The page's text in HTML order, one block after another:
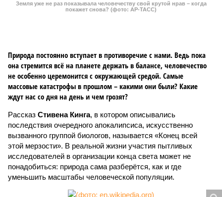
Земля уже не раз показывала человечеству свой крутой нрав – когда
покажет снова? (фото: АР-ТАСС)
Природа постоянно вступает в противоречие с нами. Ведь пока
она стремится всё на планете держать в балансе, человечество
не особенно церемонится с окружающей средой. Самые
массовые катастрофы в прошлом – какими они были? Какие
ждут нас со дня на день и чем грозят?
Рассказ Стивена Кинга, в котором описывались
последствия очередного апокалипсиса, искусственно
вызванного группой биологов, называется «Конец всей
этой мерзости». В реальной жизни участия пытливых
исследователей в организации конца света может не
понадобиться: природа сама разберётся, как и где
уменьшить масштабы человеческой популяции.